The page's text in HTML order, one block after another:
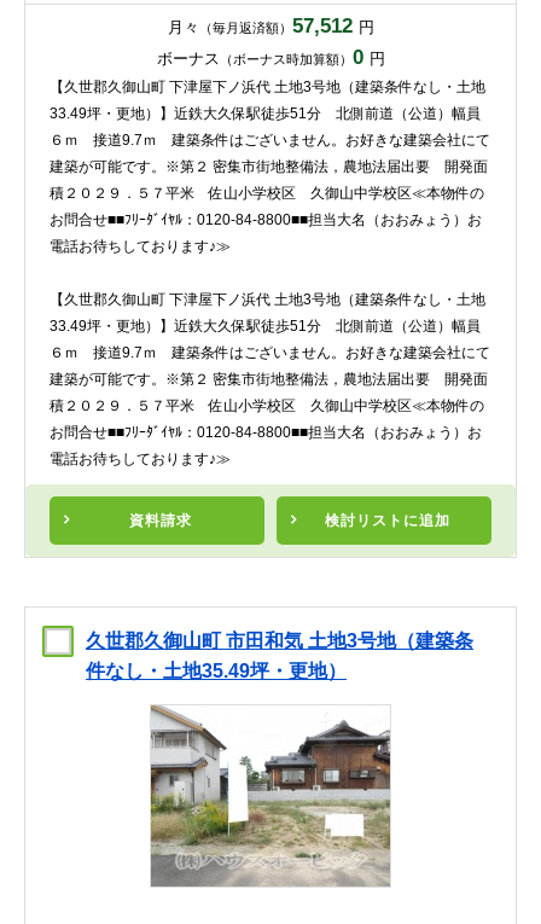
月々 （毎月返済額） 57,512 円
ボーナス （ボーナス時加算額） 0 円
資料請求 検討リスト に追加
【久世郡久御山町 下津屋下ノ浜代 土地3号地（建築条件なし・土地
33.49坪・更地）】近鉄大久保駅徒歩51分 北側前道（公道）幅員
６ｍ 接道9.7ｍ 建築条件はございません。お好きな建築会社にて
建築が可能です。※第２ 密集市街地整備法，農地法届出要 開発面
積２０２９．５７平米 佐山小学校区 久御山中学校区≪本物件の
お問合せ■■ﾌﾘｰﾀﾞｲﾔﾙ：0120-84-8800■■担当大名（おおみょう）お
電話お待ちしております♪≫
【久世郡久御山町 下津屋下ノ浜代 土地3号地（建築条件なし・土地
33.49坪・更地）】近鉄大久保駅徒歩51分 北側前道（公道）幅員
６ｍ 接道9.7ｍ 建築条件はございません。お好きな建築会社にて
建築が可能です。※第２ 密集市街地整備法，農地法届出要 開発面
積２０２９．５７平米 佐山小学校区 久御山中学校区≪本物件の
お問合せ■■ﾌﾘｰﾀﾞｲﾔﾙ：0120-84-8800■■担当大名（おおみょう）お
電話お待ちしております♪≫
久世郡久御山町 市田和気 土地3号地（建築条
件なし・土地35.49坪・更地）